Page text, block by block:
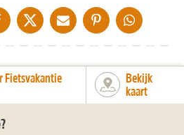
OP FACEBOOK
DELEN OP XDELEN VIA DE MAIL
DELEN OP PINTEREST
DELEN OP
Fietsvakantie
Bekijk
kaart